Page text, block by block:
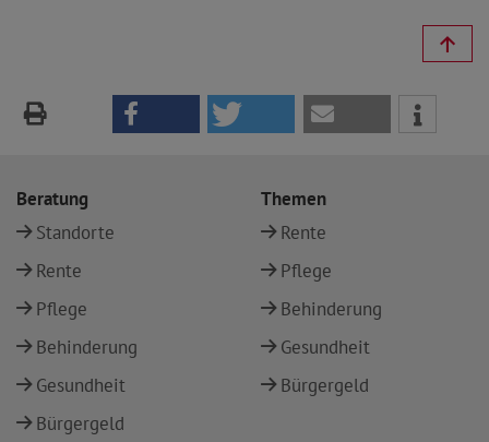
Beratung
Standorte
Rente
Pflege
Behinderung
Gesundheit
Bürgergeld
Themen
Rente
Pflege
Behinderung
Gesundheit
Bürgergeld